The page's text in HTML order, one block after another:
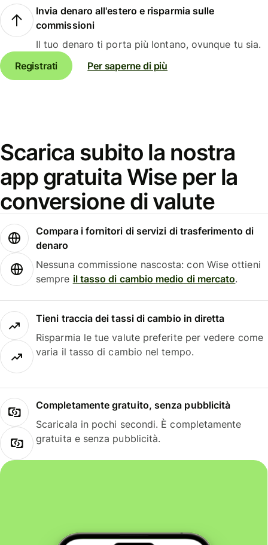
Invia denaro all'estero e risparmia sulle
commissioni
Il tuo denaro ti porta più lontano, ovunque tu sia.
Registrati
Per saperne di più
Scarica subito la nostra
app gratuita Wise per la
conversione di valute
Compara i fornitori di servizi di trasferimento di
denaro
Nessuna commissione nascosta: con Wise ottieni
sempre il tasso di cambio medio di mercato.
Tieni traccia dei tassi di cambio in diretta
Risparmia le tue valute preferite per vedere come
varia il tasso di cambio nel tempo.
Completamente gratuito, senza pubblicità
Scaricala in pochi secondi. È completamente
gratuita e senza pubblicità.